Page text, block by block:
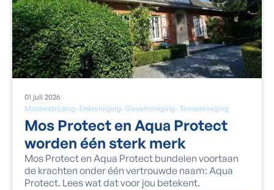
Mosbestrijding- Dakreiniging- Gevelreiniging- Terrasreiniging
01 juli 2026
Mos Protect en Aqua Protect
worden één sterk merk
Mos Protect en Aqua Protect bundelen voortaan
de krachten onder één vertrouwde naam: Aqua
Protect. Lees wat dat voor jou betekent.